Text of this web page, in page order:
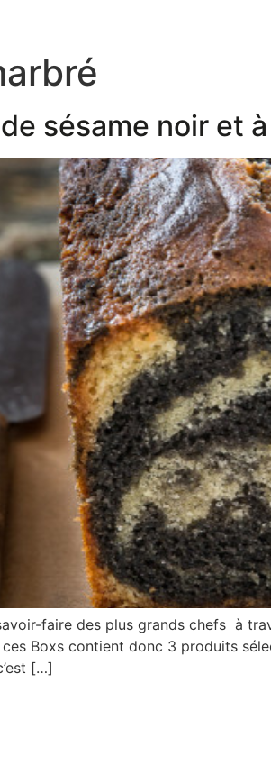
sésame noir et
faire des plus grands chefs à
Boxs contient donc 3 produits
[…]